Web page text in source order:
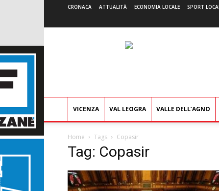
CRONACA ATTUALITÀ ECONOMIA LOCALE SPORT
VICENZA VAL LEOGRA VALLE DELL’AGNO
Home Tags Copasir
Tag: Copasir